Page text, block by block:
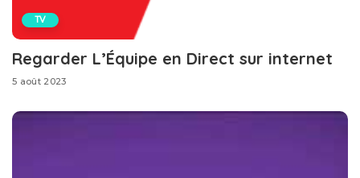
TV
Regarder L’Équipe en Direct sur internet
5 août 2023